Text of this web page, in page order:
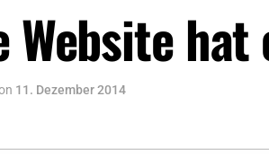
11. Dezember 2014